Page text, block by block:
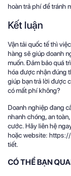
hoàn trả phí để tránh
Kết luận
Vận tải quốc tế thì
hàng sẽ giúp doanh
muốn. Đảm bảo quá
hóa được nhận đúng
giúp bạn trả lời được
có mất phí không?
Doanh nghiệp đang
nhanh chóng, an
cước. Hãy liên hệ
hoặc website:
tiết.
CÓ THỂ BẠN